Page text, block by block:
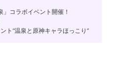
」コラボイベント開催！
ト”温泉と原神キャラほっこり”